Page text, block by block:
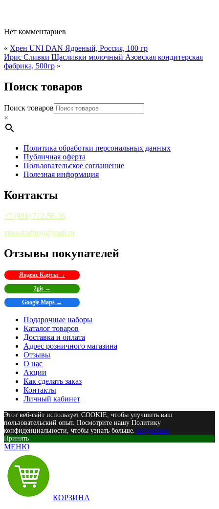
Нет комментариев
« Хрен UNI DAN Ядреный, Россия, 100 гр
Ирис Сливки Щасливки молочный Азовская кондитерская
фабрика, 500гр »
Поиск товаров
Поиск товаров
×
Политика обработки персональных данных
Публичная оферта
Пользовательское соглашение
Полезная информация
Контакты
+7 (981) 712-56-26
vkus-traditsyi@mail.ru
Отзывы покупателей
Яндекс Карты →
2gis →
Google Maps →
Подарочные наборы
Каталог товаров
Доставка и оплата
Адрес розничного магазина
Отзывы
О нас
Акции
Как сделать заказ
Контакты
Личный кабинет
Этот веб-сайт использует COOKIE, чтобы улучшить ваш
пользовательский опыт. Посмотрите нашу Политику
конфиденциальности, чтобы узнать больше. Подробнее
Принять
МЕНЮ
КОРЗИНА